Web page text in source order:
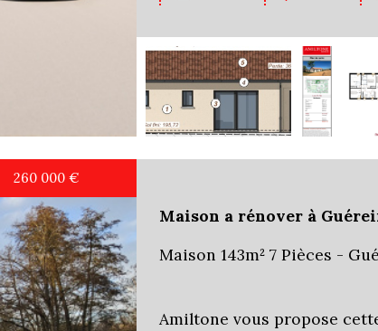
260 000 €
Maison a rénover à
Maison 143m² 7 Pièces -
Amiltone vous propose